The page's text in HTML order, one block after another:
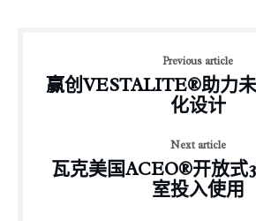
Previous article
赢创VESTALITE®助力
化设计
Next article
瓦克美国ACEO®开放式
室投入使用